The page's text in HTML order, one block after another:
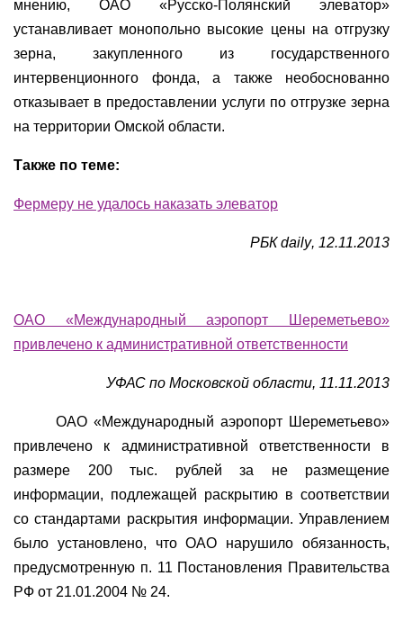
мнению, ОАО «Русско-Полянский элеватор»
устанавливает монопольно высокие цены на отгрузку
зерна, закупленного из государственного
интервенционного фонда, а также необоснованно
отказывает в предоставлении услуги по отгрузке зерна
на территории Омской области.
Также по теме:
Фермеру не удалось наказать элеватор
РБКdaily, 12.11.2013
ОАО «Международный аэропорт Шереметьево»
привлечено к административной ответственности
УФАС по Московской области, 11.11.2013
ОАО «Международный аэропорт Шереметьево»
привлечено к административной ответственности в
размере 200 тыс. рублей за не размещение
информации, подлежащей раскрытию в соответствии
со стандартами раскрытия информации. Управлением
было установлено, что ОАО нарушило обязанность,
предусмотренную п. 11 Постановления Правительства
РФ от 21.01.2004 № 24.